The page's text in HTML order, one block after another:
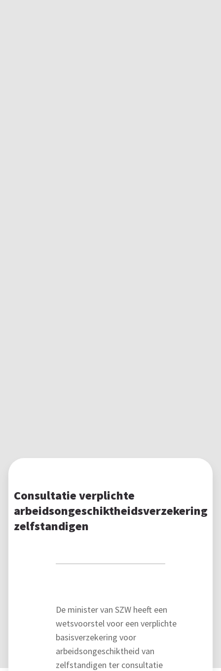
Consultatie verplichte
arbeidsongeschiktheidsverzekering
zelfstandigen
De minister van SZW heeft een
wetsvoorstel voor een verplichte
basisverzekering voor
arbeidsongeschiktheid van
zelfstandigen ter consultatie